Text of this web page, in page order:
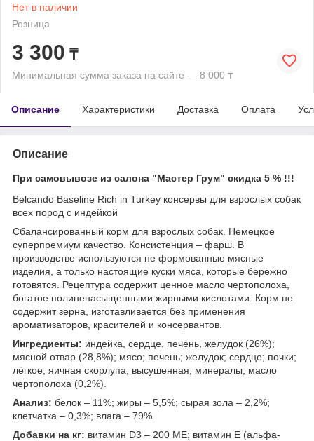
Нет в наличии
Розница
3 300 ₸
Минимальная сумма заказа на сайте — 8 000 ₸
Описание Характеристики Доставка Оплата
Описание
При самовывозе из салона "Мастер Грум" скидка 5 % !!!
Belcando Baseline Rich in Turkey консервы для взрослых собак
всех пород с индейкой
Сбалансированный корм для взрослых собак. Немецкое
суперпремиум качество. Консистенция – фарш. В
производстве используются не формованные мясные
изделия, а только настоящие куски мяса, которые бережно
готовятся. Рецептура содержит ценное масло чертополоха,
богатое полиненасыщенными жирными кислотами. Корм не
содержит зерна, изготавливается без применения
ароматизаторов, красителей и консервантов.
Ингредиенты: индейка, сердце, печень, желудок (26%);
мясной отвар (28,8%); мясо; печень; желудок; сердце; почки;
лёгкое; яичная скорлупа, высушенная; минералы; масло
чертополоха (0,2%).
Анализ: белок – 11%; жиры – 5,5%; сырая зола – 2,2%;
клетчатка – 0,3%; влага – 79%
Добавки на кг: витамин D3 – 200 МЕ; витамин E (альфа-